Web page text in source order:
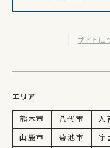
サイトに
エリア
熊本市 八代市 人
山鹿市
菊池市 宇